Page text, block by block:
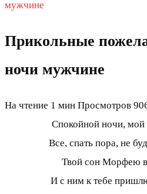
мужчине
Прикольные
ночи мужчине
На чтение 1 мин Просмотров
Спокойной ночи,
Все, спать пора, не
Твой сон Морфею
И с ним к тебе